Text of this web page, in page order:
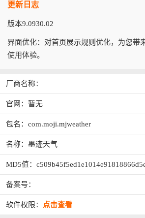
更新日志
版本9.0930.02
界面优化：对首页展示规则优化，为您带
使用体验。
厂商名称：
官网：暂无
包名：com.moji.mjweather
名称：墨迹天气
MD5值：
备案号：
软件权限： 点击查看